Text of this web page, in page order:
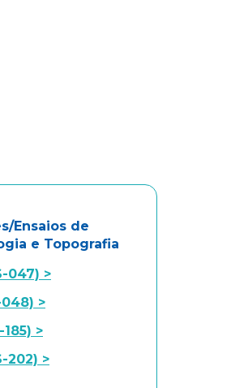
Ensaios de
e Topografia
047) >
>
185) >
202) >